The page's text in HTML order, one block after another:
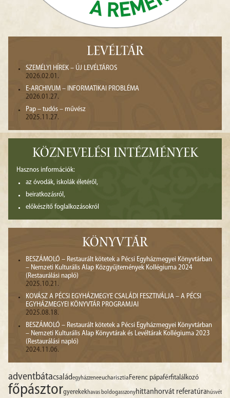
LEVÉLTÁR
SZEMÉLYI HÍREK – ÚJ LEVÉLTÁROS
2026.02.01.
E-ARCHIVUM – INFORMATIKAI PROBLÉMA
2026.01.27.
Pap – tudós – művész
2025.11.27.
KÖZNEVELÉSI INTÉZMÉNYEK
Hasznos információk:
az óvodák, iskolák életéről,
beiratkozásról,
előkészítő foglalkozásokról
KÖNYVTÁR
BESZÁMOLÓ – Restaurált kötetek a Pécsi Egyházmegyei Könyvtárban
– Nemzeti Kulturális Alap Közgyűjtemények Kollégiuma 2024
(Restaurálási napló)
2025.10.21.
KOVÁSZ A PÉCSI EGYHÁZMEGYE CSALÁDI FESZTIVÁLJA – A PÉCSI
EGYHÁZMEGYEI KÖNYVTÁR PROGRAMJAI
2025.08.18.
BESZÁMOLÓ – Restaurált kötetek a Pécsi Egyházmegyei Könyvtárban
– Nemzeti Kulturális Alap Könyvtárak és Levéltárak Kollégiuma 2023
(Restaurálási napló)
2024.11.06.
adventbátacsaládegyházzeneeucharisztia Ferenc pápaférfitalálkozó
főpásztorgyerekekhavas boldogasszonyhittanhorvát referatúrahúsvét